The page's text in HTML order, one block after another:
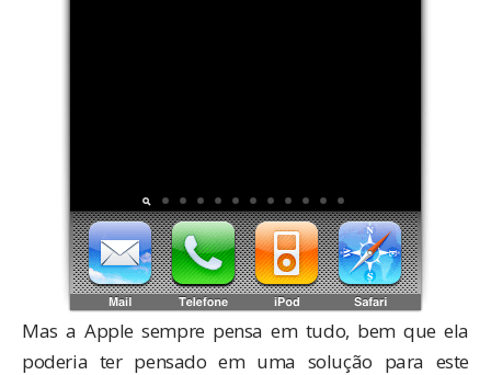
Mas a Apple sempre pensa em tudo, bem que ela
poderia ter pensado em uma solução para este